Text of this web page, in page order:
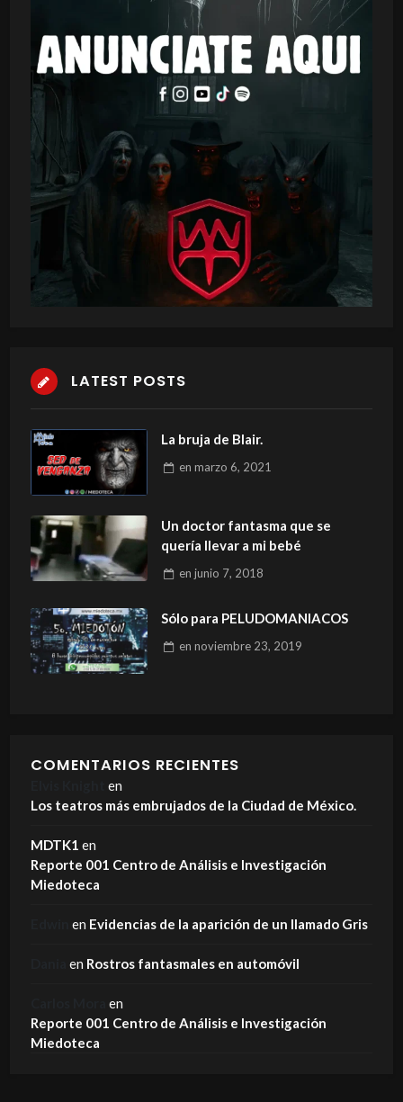
LATEST POSTS
La bruja de Blair.
en marzo 6, 2021
Un doctor fantasma que se
quería llevar a mi bebé
en junio 7, 2018
Sólo para PELUDOMANIACOS
en noviembre 23, 2019
COMENTARIOS RECIENTES
en
Los teatros más embrujados de la Ciudad de México.
MDTK1 en
Reporte 001 Centro de Análisis e Investigación
Miedoteca
en Evidencias de la aparición de un llamado Gris
en Rostros fantasmales en automóvil
en
Reporte 001 Centro de Análisis e Investigación
Miedoteca